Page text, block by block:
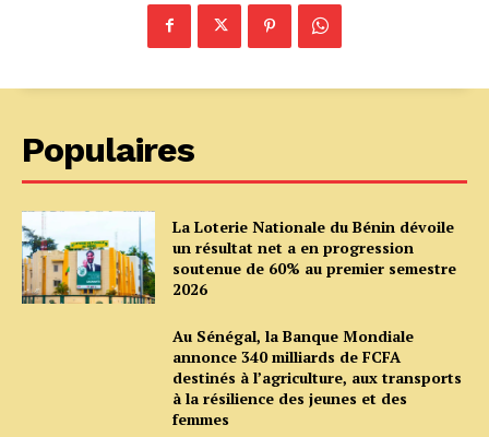
Populaires
La Loterie Nationale du Bénin dévoile
un résultat net a en progression
soutenue de 60% au premier semestre
2026
Au Sénégal, la Banque Mondiale
annonce 340 milliards de FCFA
destinés à l’agriculture, aux transports
à la résilience des jeunes et des
femmes